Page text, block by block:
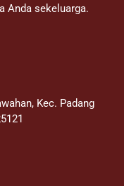
Anda sekeluarga.
Kec. Padang